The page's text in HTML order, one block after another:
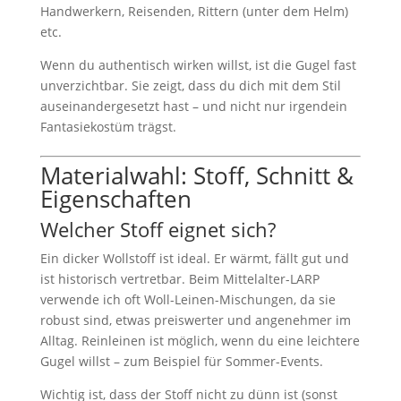
Handwerkern, Reisenden, Rittern (unter dem Helm)
etc.
Wenn du authentisch wirken willst, ist die Gugel fast
unverzichtbar. Sie zeigt, dass du dich mit dem Stil
auseinandergesetzt hast – und nicht nur irgendein
Fantasiekostüm trägst.
Materialwahl: Stoff, Schnitt &
Eigenschaften
Welcher Stoff eignet sich?
Ein dicker Wollstoff ist ideal. Er wärmt, fällt gut und
ist historisch vertretbar. Beim Mittelalter-LARP
verwende ich oft Woll-Leinen-Mischungen, da sie
robust sind, etwas preiswerter und angenehmer im
Alltag. Reinleinen ist möglich, wenn du eine leichtere
Gugel willst – zum Beispiel für Sommer-Events.
Wichtig ist, dass der Stoff nicht zu dünn ist (sonst